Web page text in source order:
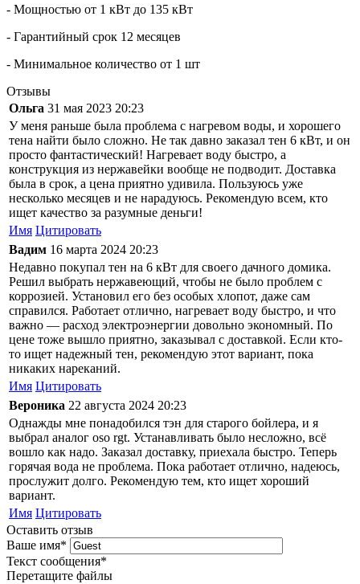
- Мощностью от 1 кВт до 135 кВт
- Гарантийный срок 12 месяцев
- Минимальное количество от 1 шт
Отзывы
Ольга 31 мая 2023 20:23
У меня раньше была проблема с нагревом воды, и хорошего
тена найти было сложно. Не так давно заказал тен 6 кВт, и он
просто фантастический! Нагревает воду быстро, а
конструкция из нержавейки вообще не подводит. Доставка
была в срок, а цена приятно удивила. Пользуюсь уже
несколько месяцев и не нарадуюсь. Рекомендую всем, кто
ищет качество за разумные деньги!
Имя Цитировать
Вадим 16 марта 2024 20:23
Недавно покупал тен на 6 кВт для своего дачного домика.
Решил выбрать нержавеющий, чтобы не было проблем с
коррозией. Установил его без особых хлопот, даже сам
справился. Работает отлично, нагревает воду быстро, и что
важно — расход электроэнергии довольно экономный. По
цене тоже вышло приятно, заказывал с доставкой. Если кто-
то ищет надежный тен, рекомендую этот вариант, пока
никаких нареканий.
Имя Цитировать
Вероника 22 августа 2024 20:23
Однажды мне понадобился тэн для старого бойлера, и я
выбрал аналог oso rgt. Устанавливать было несложно, всё
вошло как надо. Заказал доставку, приехала быстро. Теперь
горячая вода не проблема. Пока работает отлично, надеюсь,
прослужит долго. Рекомендую тем, кто ищет хороший
вариант.
Имя Цитировать
Оставить отзыв
Ваше имя*
Текст сообщения*
Перетащите файлы